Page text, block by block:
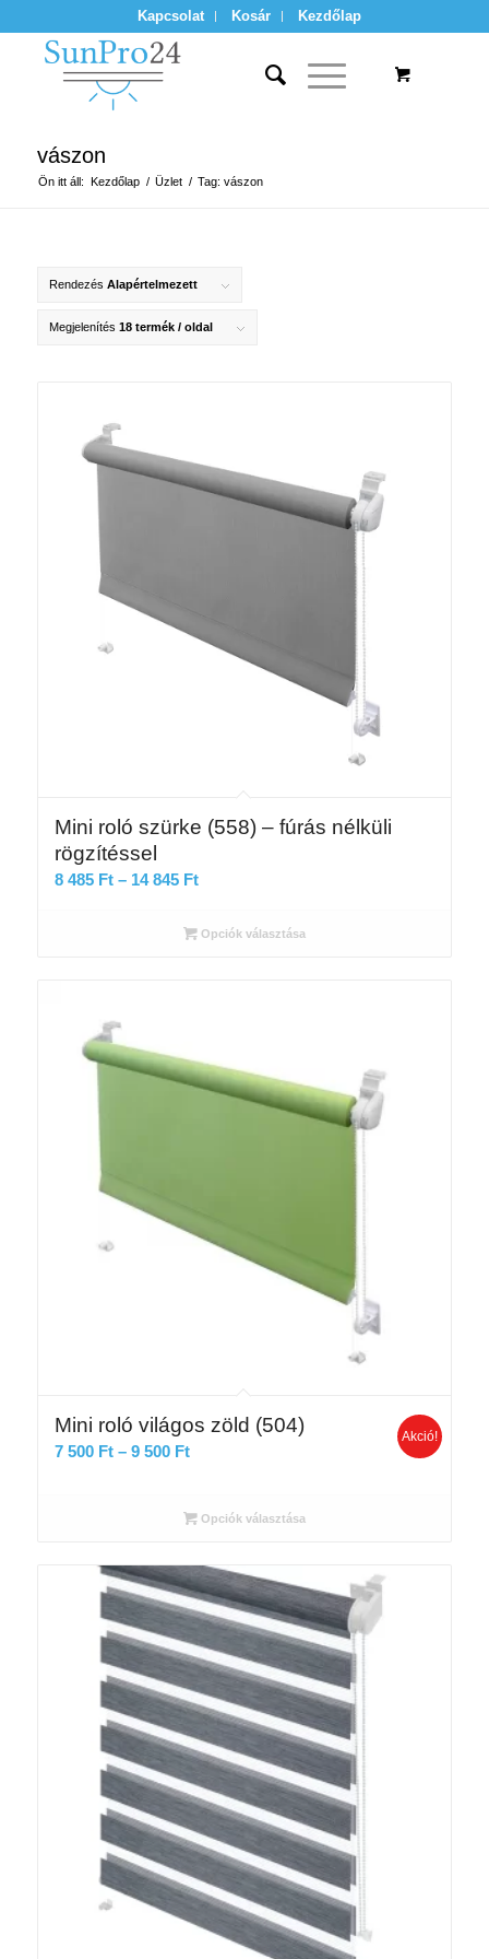
Kapcsolat Kosár Kezdőlap
vászon
Ön itt áll: Kezdőlap / Üzlet / Tag: vászon
Rendezés Alapértelmezett
Megjelenítés 18 termék / oldal
Mini roló szürke (558) – fúrás nélküli
rögzítéssel
8 485 Ft – 14 845 FtÁrtartomány:
485 Ft
Opciók választása
Mini roló világos zöld (504)
7 500 Ft – 9 500 FtÁrtartomány:
-
500 Ft
Akció!
Opciók választása